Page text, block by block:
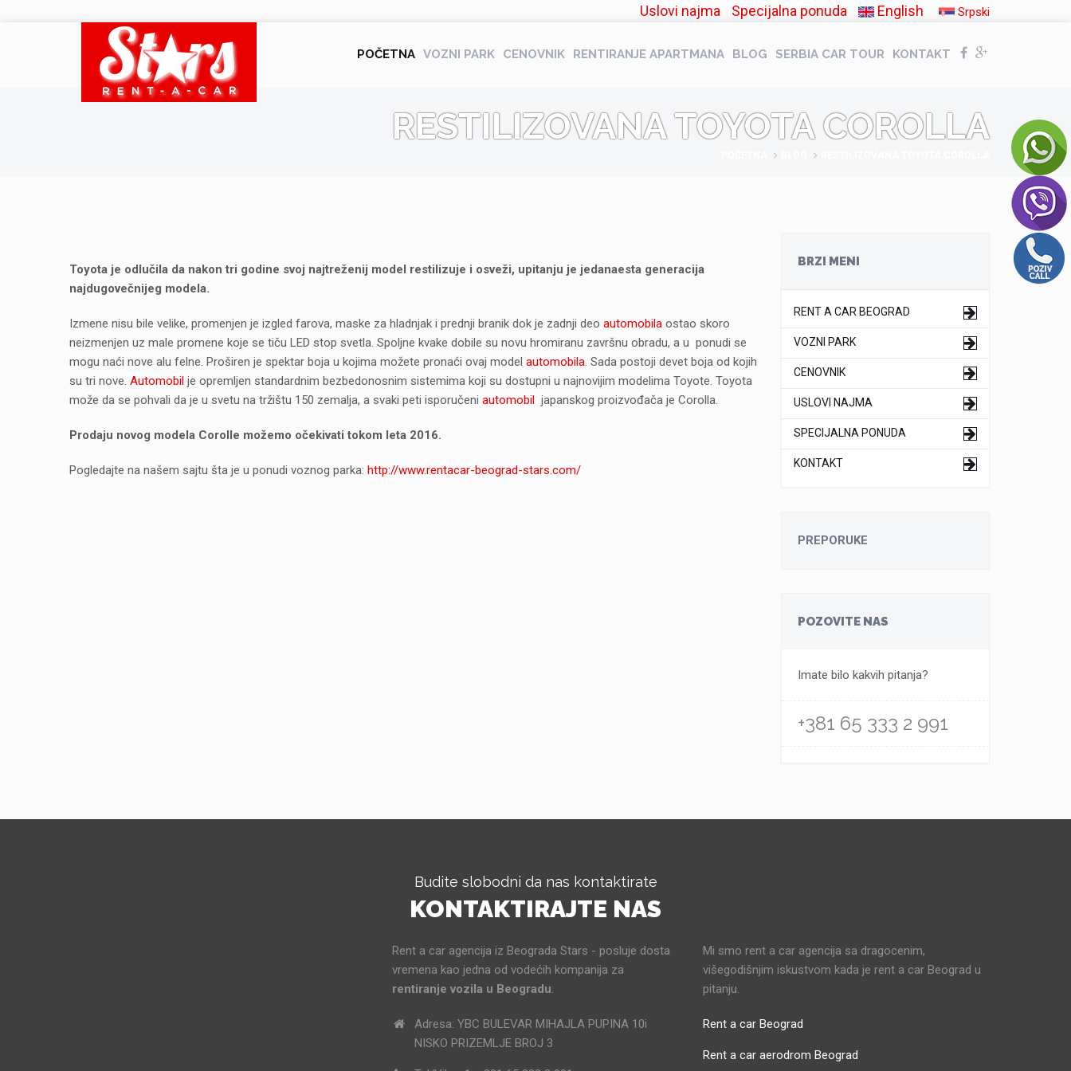
Uslovi najma Specijalna ponuda English Srpski
POČETNA VOZNI PARK CENOVNIK RENTIRANJE APARTMANA BLOG SERBIA CAR TOUR KONTAKT
RESTILIZOVANA TOYOTA COROLLA
Toyota je odlučila da nakon tri godine svoj najtreženij model restilizuje i osveži, upitanju je jedanaesta generacija
najdugovečnijeg modela.
Izmene nisu bile velike, promenjen je izgled farova, maske za hladnjak i prednji branik dok je zadnji deo automobila ostao skoro
neizmenjen uz male promene koje se tiču LED stop svetla. Spoljne kvake dobile su novu hromiranu završnu obradu, a u ponudi se
mogu naći nove alu felne. Proširen je spektar boja u kojima možete pronaći ovaj model automobila. Sada postoji devet boja od kojih
su tri nove. Automobil je opremljen standardnim bezbedonosnim sistemima koji su dostupni u najnovijim modelima Toyote. Toyota
može da se pohvali da je u svetu na tržištu 150 zemalja, a svaki peti isporučeni automobil japanskog proizvođača je Corolla.
Prodaju novog modela Corolle možemo očekivati tokom leta 2016.
Pogledajte na našem sajtu šta je u ponudi voznog parka: http://www.rentacar-beograd-stars.com/
BRZI MENI
RENT A CAR BEOGRAD
VOZNI PARK
CENOVNIK
USLOVI NAJMA
SPECIJALNA PONUDA
KONTAKT
PREPORUKE
POZOVITE NAS
Imate bilo kakvih pitanja?
+381 65 333 2 991
Budite slobodni da nas kontaktirate
KONTAKTIRAJTE NAS
Rent a car agencija iz Beograda Stars - posluje dosta
vremena kao jedna od vodećih kompanija za
rentiranje vozila u Beogradu.
Adresa: YBC BULEVAR MIHAJLA PUPINA 10i
NISKO PRIZEMLJE BROJ 3
Mi smo rent a car agencija sa dragocenim,
višegodišnjim iskustvom kada je rent a car Beograd u
pitanju.
Rent a car Beograd
Rent a car aerodrom Beograd